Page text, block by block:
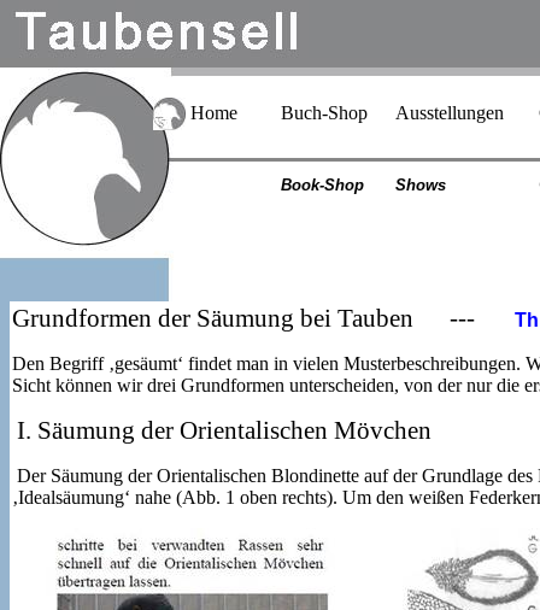
Home Buch-Shop Ausstellungen
Book-Shop Shows
Grundformen der Säumung bei Tauben ---
Den Begriff ‚gesäumt‘ findet man in vielen Musterbeschreibungen.
Sicht können wir drei Grundformen unterscheiden, von der nur die
I. Säumung der Orientalischen Mövchen
Der Säumung der Orientalischen Blondinette auf der Grundlage
‚Idealsäumung‘ nahe (Abb. 1 oben rechts). Um den weißen